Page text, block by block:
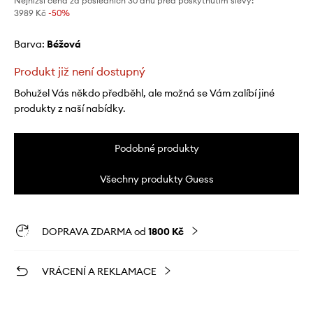
3989 Kč -50%
Barva: béžová
Produkt již není dostupný
Bohužel Vás někdo předběhl, ale možná se Vám zalíbí jiné
produkty z naší nabídky.
Podobné produkty
Všechny produkty Guess
DOPRAVA ZDARMA od 1800 Kč
VRÁCENÍ A REKLAMACE